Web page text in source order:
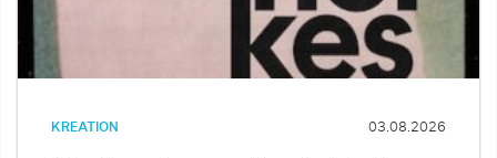
KREATION 03.08.2026